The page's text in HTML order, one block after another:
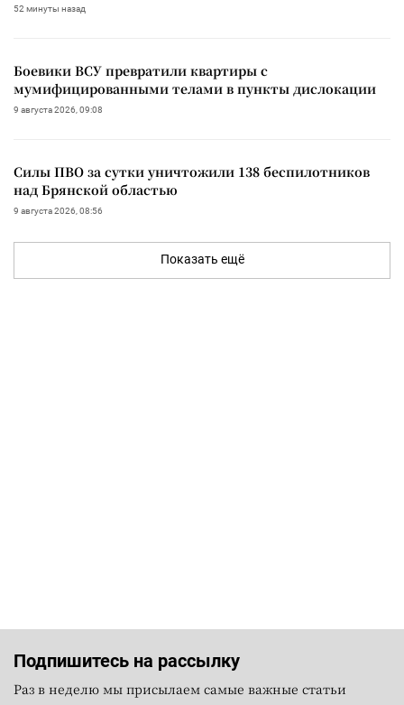
52 минуты назад
Боевики ВСУ превратили квартиры с
мумифицированными телами в пункты дислокации
9 августа 2026, 09:08
Силы ПВО за сутки уничтожили 138 беспилотников
над Брянской областью
9 августа 2026, 08:56
Показать ещё
Подпишитесь на рассылку
Раз в неделю мы присылаем самые важные статьи